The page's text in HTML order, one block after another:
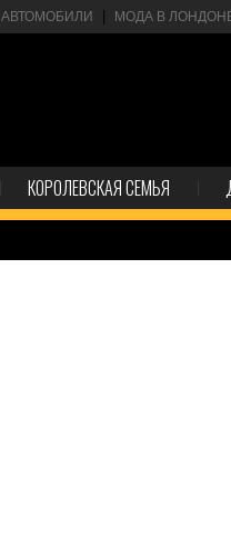
АВТОМОБИЛИ МОДА В
КОРОЛЕВСКАЯ СЕМЬЯ